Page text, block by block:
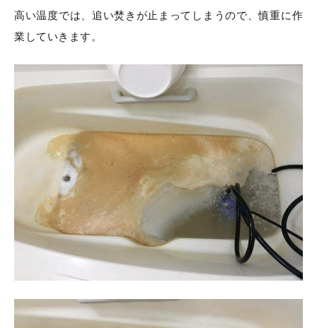
高い温度では、追い焚きが止まってしまうので、慎重に作
業していきます。